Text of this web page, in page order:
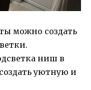
можно создать
ниш в
уютную и